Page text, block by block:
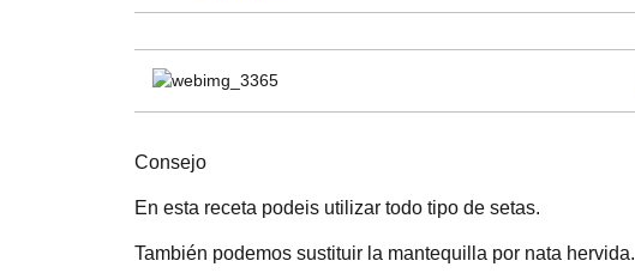
Consejo
En esta receta podeis utilizar todo tipo de setas.
También podemos sustituir la mantequilla por nata hervida.